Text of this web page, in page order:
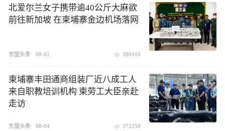
北爱尔兰女子携带逾40公斤大麻欲
前往新加坡 在柬埔寨金边机场落网
东盟头条 08-01 380416
柬埔寨丰田通商组装厂近八成工人
来自职教培训机构 柬劳工大臣亲赴
走访
东盟头条 08-04 372250